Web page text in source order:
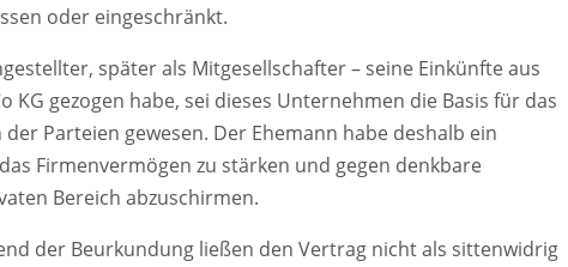
oder eingeschränkt.
später als Mitgesellschafter – seine Einkünfte aus
KG gezogen habe, sei dieses Unternehmen die Basis für das
Parteien gewesen. Der Ehemann habe deshalb ein
Firmenvermögen zu stärken und gegen denkbare
Bereich abzuschirmen.
der Beurkundung ließen den Vertrag nicht als sittenwidrig